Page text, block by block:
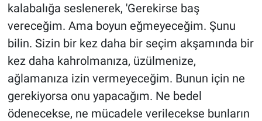
kalabalığa seslenerek, 'Gerekirse baş
vereceğim. Ama boyun eğmeyeceğim. Şunu
bilin. Sizin bir kez daha bir seçim akşamında bir
kez daha kahrolmanıza, üzülmenize,
ağlamanıza izin vermeyeceğim. Bunun için ne
gerekiyorsa onu yapacağım. Ne bedel
ödenecekse, ne mücadele verilecekse bunların